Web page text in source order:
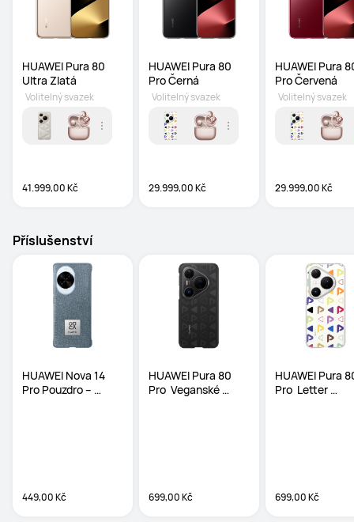
HUAWEI Pura 80
Ultra Zlatá
41.999,00 Kč
Volitelný svazek
HUAWEI Pura 80
Pro Černá
29.999,00 Kč
Volitelný svazek
HUAWEI Pura
Pro Červená
29.999,00 Kč
Volitelný svazek
Příslušenství
HUAWEI Nova 14
Pro Pouzdro –
449,00 Kč
HUAWEI Pura 80
Pro  Veganské
699,00 Kč
HUAWEI Pura
Pro  Letter
699,00 Kč